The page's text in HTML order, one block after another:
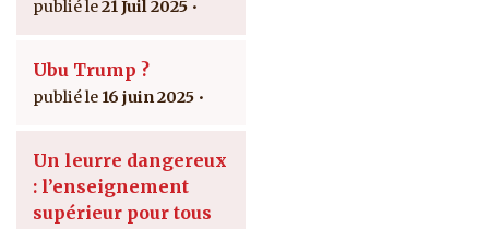
21 Juil 2025
Ubu Trump ?
16 juin 2025
Un leurre dangereux
: l’enseignement
supérieur pour tous